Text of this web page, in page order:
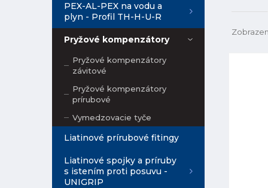
PEX-AL-PEX na vodu a
plyn - Profil TH-H-U-R
Pryžové kompenzátory
Pryžové kompenzátory
závitové
Pryžové kompenzátory
prírubové
Vymedzovacie tyče
Liatinové prírubové fitingy
Liatinové spojky a príruby
s istením proti posuvu -
UNIGRIP